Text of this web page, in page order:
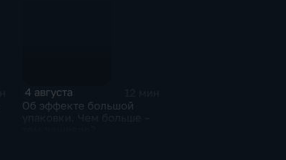
4 августа
Об эффекте большой